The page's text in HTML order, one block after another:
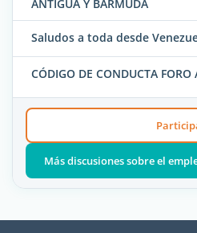
ANTIGUA Y BARMUDA
Saludos a toda desde
CÓDIGO DE CONDUCTA FORO
Más discusiones sobre el